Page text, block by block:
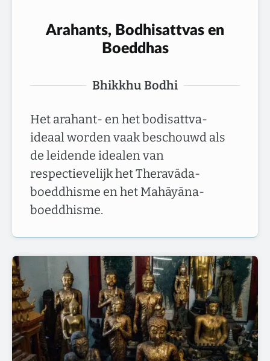
Arahants, Bodhisattvas en
Boeddhas
Bhikkhu Bodhi
Het arahant- en het bodisattva-
ideaal worden vaak beschouwd als
de leidende idealen van
respectievelijk het Theravāda-
boeddhisme en het Mahāyāna-
boeddhisme.